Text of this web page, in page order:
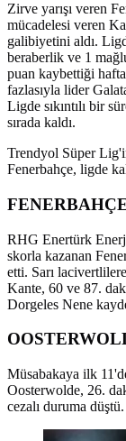
Zirve yarışı veren
mücadelesi veren
galibiyetini aldı.
beraberlik ve 1
puan kaybettiği
fazlasıyla lider
Ligde sıkıntılı bir
sırada kaldı.
Trendyol Süper
Fenerbahçe, ligde
RHG Enertürk
skorla kazanan
etti. Sarı
Kante, 60 ve 87.
Dorgeles Nene
Müsabakaya ilk
Oosterwolde, 26.
cezalı duruma düştü.